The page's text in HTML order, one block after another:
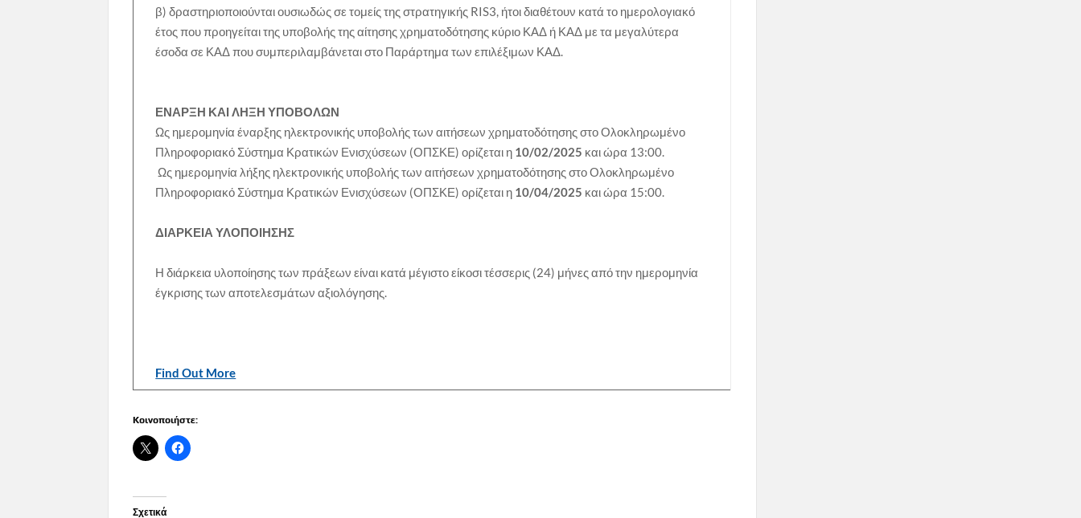
β) δραστηριοποιούνται ουσιωδώς σε τομείς της στρατηγικής RIS3, ήτοι διαθέτουν κατά το ημερολογιακό
έτος που προηγείται της υποβολής της αίτησης χρηματοδότησης κύριο ΚΑΔ ή ΚΑΔ με τα μεγαλύτερα
έσοδα σε ΚΑΔ που συμπεριλαμβάνεται στο Παράρτημα των επιλέξιμων ΚΑΔ.
ΕΝΑΡΞΗ ΚΑΙ ΛΗΞΗ ΥΠΟΒΟΛΩΝ
Ως ημερομηνία έναρξης ηλεκτρονικής υποβολής των αιτήσεων χρηματοδότησης στο Ολοκληρωμένο
Πληροφοριακό Σύστημα Κρατικών Ενισχύσεων (ΟΠΣΚΕ) ορίζεται η 10/02/2025 και ώρα 13:00.
Ως ημερομηνία λήξης ηλεκτρονικής υποβολής των αιτήσεων χρηματοδότησης στο Ολοκληρωμένο
Πληροφοριακό Σύστημα Κρατικών Ενισχύσεων (ΟΠΣΚΕ) ορίζεται η 10/04/2025 και ώρα 15:00.
ΔΙΑΡΚΕΙΑ ΥΛΟΠΟΙΗΣΗΣ
Η διάρκεια υλοποίησης των πράξεων είναι κατά μέγιστο είκοσι τέσσερις (24) μήνες από την ημερομηνία
έγκρισης των αποτελεσμάτων αξιολόγησης.
Find Out More
Κοινοποιήστε:
Σχετικά